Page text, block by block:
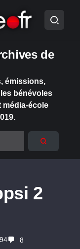
de
émissions,
bénévoles
média-école
2
8